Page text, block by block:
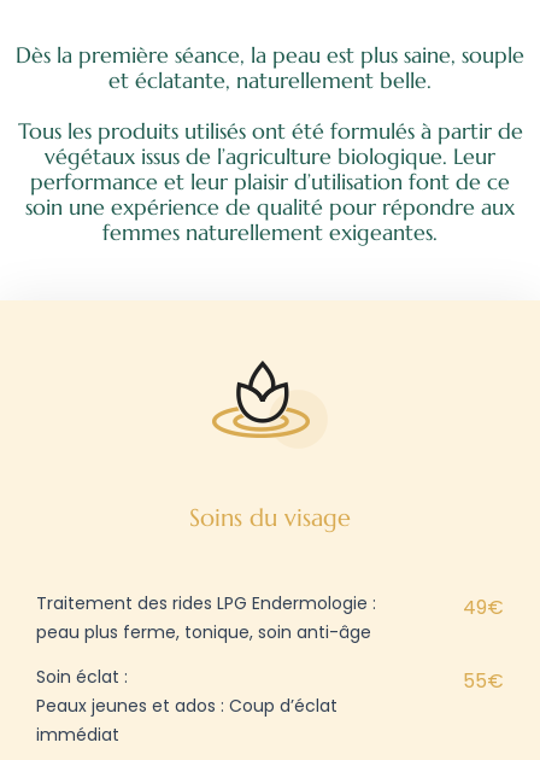
Dès la première séance, la peau est plus saine, souple
et éclatante, naturellement belle.
Tous les produits utilisés ont été formulés à partir de
végétaux issus de l’agriculture biologique. Leur
performance et leur plaisir d’utilisation font de ce
soin une expérience de qualité pour répondre aux
femmes naturellement exigeantes.
Soins du visage
Traitement des rides LPG Endermologie :
peau plus ferme, tonique, soin anti-âge
49€
Soin éclat :
Peaux jeunes et ados : Coup d’éclat
immédiat
55€